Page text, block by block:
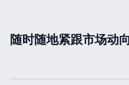
随时随地紧跟市场动